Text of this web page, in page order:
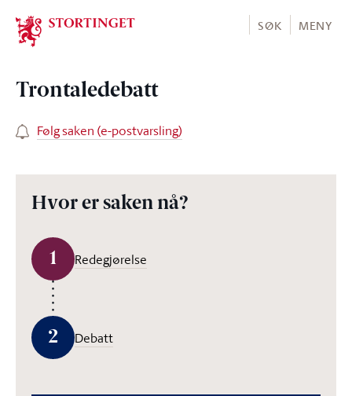
Stortinget.no
SØK MENY
Trontaledebatt
Følg saken (e-postvarsling)
Hvor er saken nå?
1 Redegjørelse
2 Debatt